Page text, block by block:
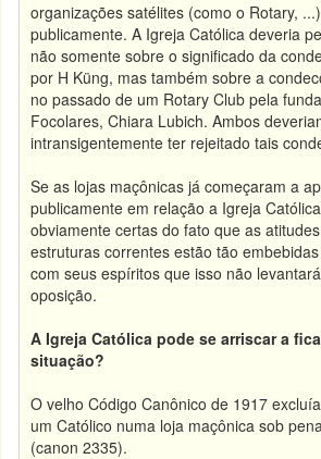
organizações satélites (como o Rotary,
publicamente. A Igreja Católica deveria
não somente sobre o significado da
por H Küng, mas também sobre a
no passado de um Rotary Club pela
Focolares, Chiara Lubich. Ambos
intransigentemente ter rejeitado tais
Se as lojas maçônicas já começaram a
publicamente em relação a Igreja
obviamente certas do fato que as
estruturas correntes estão tão
com seus espíritos que isso não
oposição.
A Igreja Católica pode se arriscar a
situação?
O velho Código Canônico de 1917
um Católico numa loja maçônica sob
(canon 2335).